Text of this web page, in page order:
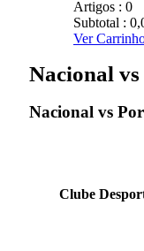
Artigos : 0
Subtotal :
Ver
Nacional
Nacional vs
Clube